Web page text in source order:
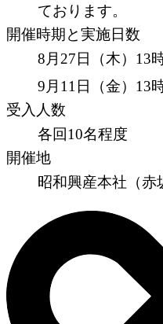
ております。
開催時期と実施日数
8月27日（木）13
9月11日（金）13
受入人数
各回10名程度
開催地
昭和興産本社（赤